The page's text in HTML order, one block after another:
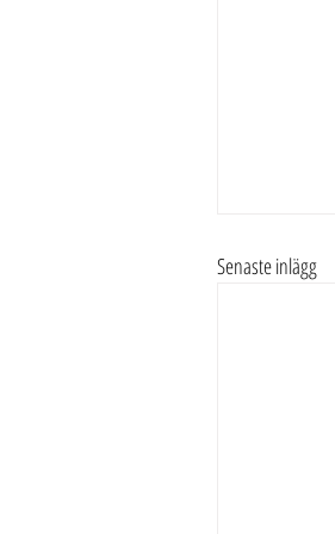
Senaste inlägg